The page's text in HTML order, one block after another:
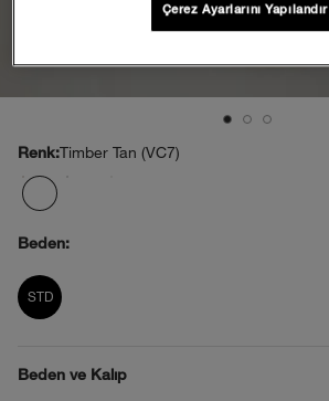
Renk:Timber Tan (VC7)
Beden:
STD
Beden ve Kalıp
Çerez Ayarlarını Yapılandır